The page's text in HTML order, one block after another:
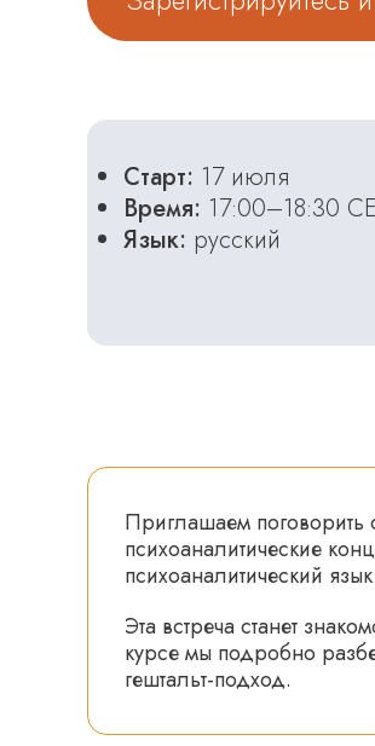
Старт: 17 июля
Время: 17:00–18:30
Язык: русский
Приглашаем поговорить
психоаналитические
психоаналитический
Эта встреча станет
курсе мы подробно
гештальт-подход.